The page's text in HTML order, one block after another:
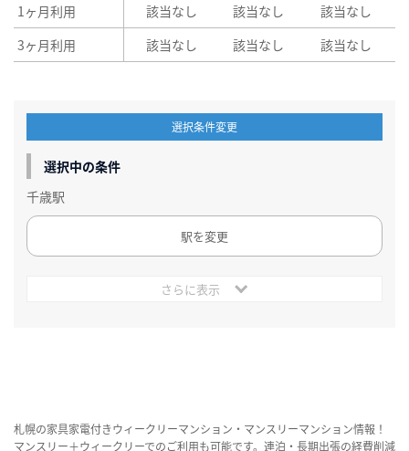
1ヶ月利用
該当なし 該当なし 該当なし
3ヶ月利用
該当なし 該当なし 該当なし
選択条件変更
選択中の条件
千歳駅
駅を変更
さらに表示
札幌の家具家電付きウィークリーマンション・マンスリーマンション情報！
マンスリー＋ウィークリーでのご利用も可能です。連泊・長期出張の経費削減